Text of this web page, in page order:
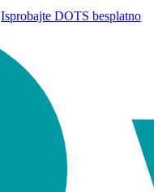
Isprobajte DOTS besplatno